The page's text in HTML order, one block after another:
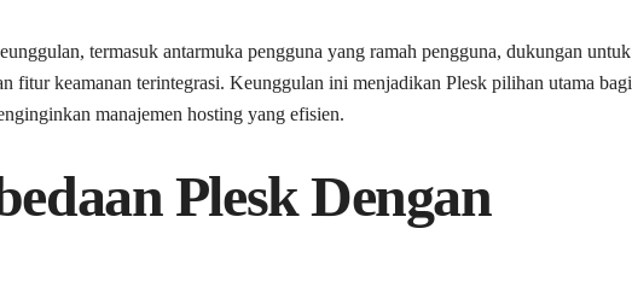
termasuk antarmuka pengguna yang ramah pengguna, dukungan untuk
fitur keamanan terintegrasi. Keunggulan ini menjadikan Plesk pilihan utama bagi
manajemen hosting yang efisien.
Plesk Dengan